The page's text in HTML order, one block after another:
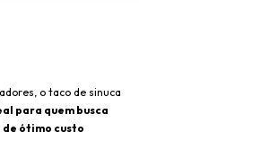
o taco de sinuca
para quem busca
ótimo custo